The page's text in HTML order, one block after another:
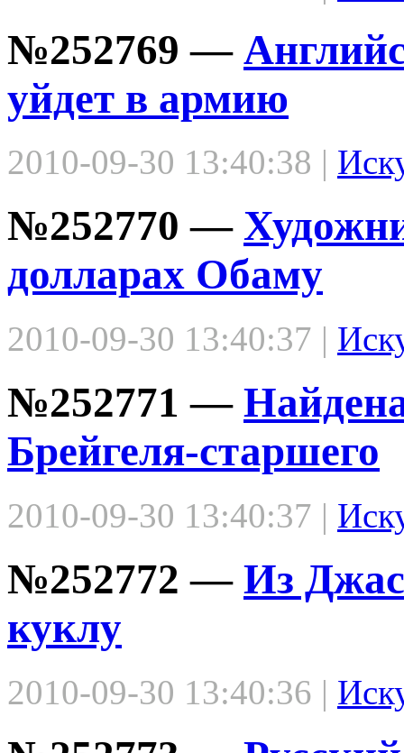
№252769 —
уйдет в армию
2010-09-30 13:40:38 |
№252770 —
долларах Обаму
2010-09-30 13:40:37 |
№252771 —
Брейгеля-старшего
2010-09-30 13:40:37 |
№252772 — Из
куклу
2010-09-30 13:40:36 |